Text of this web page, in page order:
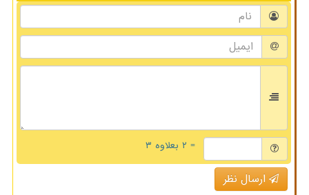
= ۲ بعلاوه ۳
ارسال نظر